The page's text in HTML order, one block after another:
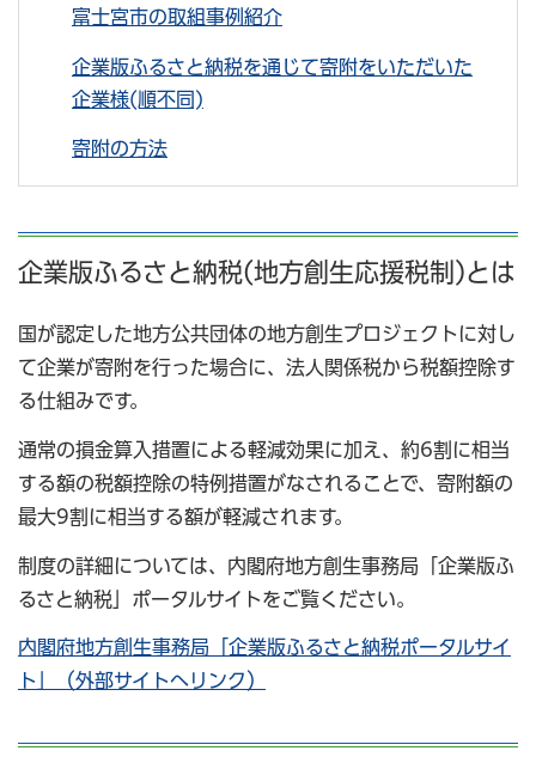
富士宮市の取組事例紹介
企業版ふるさと納税を通じて寄附をいただいた
企業様(順不同)
寄附の方法
企業版ふるさと納税(地方創生応援税制)とは
国が認定した地方公共団体の地方創生プロジェクトに対し
て企業が寄附を行った場合に、法人関係税から税額控除す
る仕組みです。
通常の損金算入措置による軽減効果に加え、約6割に相当
する額の税額控除の特例措置がなされることで、寄附額の
最大9割に相当する額が軽減されます。
制度の詳細については、内閣府地方創生事務局「企業版ふ
るさと納税」ポータルサイトをご覧ください。
内閣府地方創生事務局「企業版ふるさと納税ポータルサイ
ト」（外部サイトへリンク）